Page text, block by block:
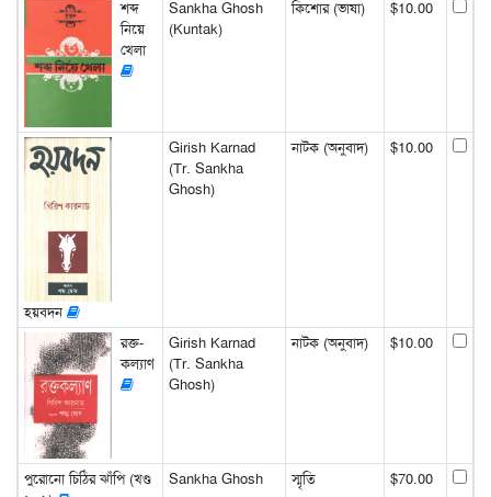
শব্দ
নিয়ে
খেলা
Sankha Ghosh
(Kuntak)
কিশোর (ভাষা) $10.00
হয়বদন
Girish Karnad
(Tr. Sankha
Ghosh)
নাটক (অনুবাদ) $10.00
রক্ত-
কল্যাণ
Girish Karnad
(Tr. Sankha
Ghosh)
নাটক (অনুবাদ) $10.00
পুরোনো চিঠির ঝাঁপি (খণ্ড
Sankha Ghosh স্মৃতি $70.00